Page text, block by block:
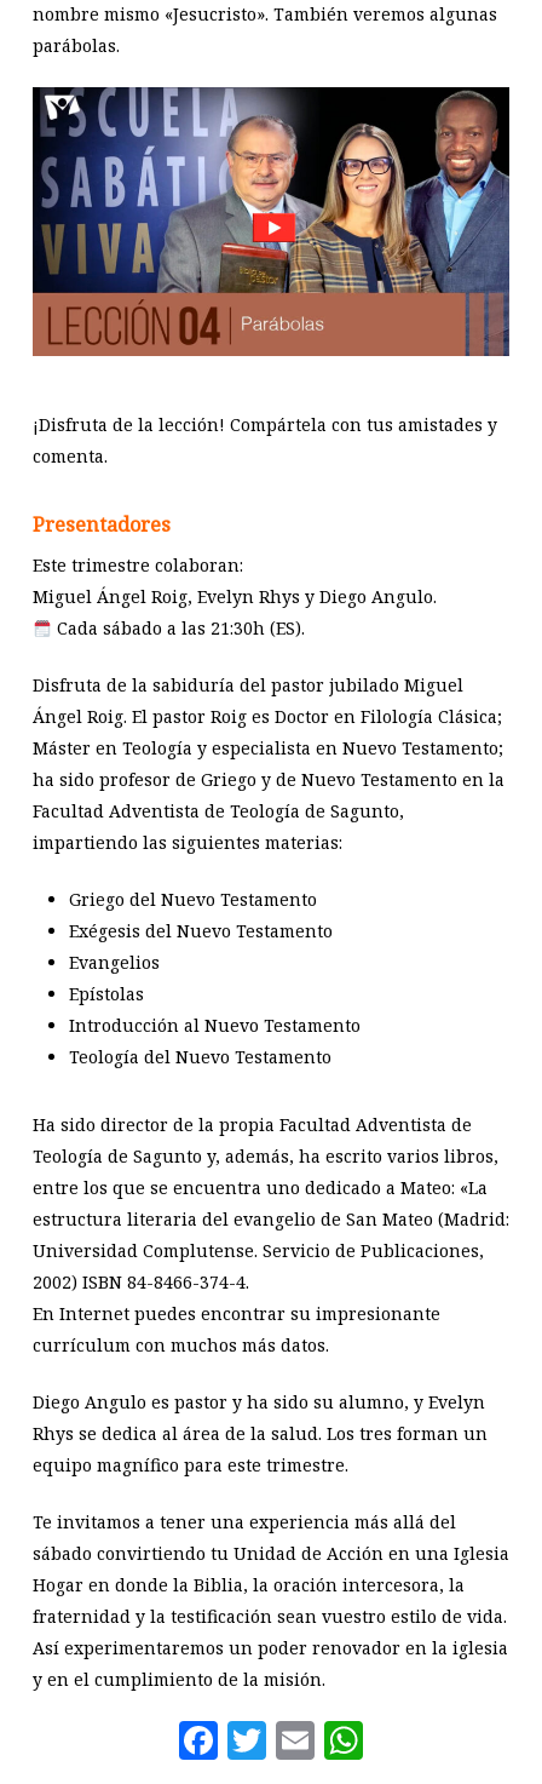
nombre mismo «Jesucristo». También veremos algunas
parábolas.
¡Disfruta de la lección! Compártela con tus amistades y
comenta.
Presentadores
Este trimestre colaboran:
Miguel Ángel Roig, Evelyn Rhys y Diego Angulo.
Cada sábado a las 21:30h (ES).
Disfruta de la sabiduría del pastor jubilado Miguel
Ángel Roig. El pastor Roig es Doctor en Filología Clásica;
Máster en Teología y especialista en Nuevo Testamento;
ha sido profesor de Griego y de Nuevo Testamento en la
Facultad Adventista de Teología de Sagunto,
impartiendo las siguientes materias:
Griego del Nuevo Testamento
Exégesis del Nuevo Testamento
Evangelios
Epístolas
Introducción al Nuevo Testamento
Teología del Nuevo Testamento
Ha sido director de la propia Facultad Adventista de
Teología de Sagunto y, además, ha escrito varios libros,
entre los que se encuentra uno dedicado a Mateo: «La
estructura literaria del evangelio de San Mateo (Madrid:
Universidad Complutense. Servicio de Publicaciones,
2002) ISBN 84-8466-374-4.
En Internet puedes encontrar su impresionante
currículum con muchos más datos.
Diego Angulo es pastor y ha sido su alumno, y Evelyn
Rhys se dedica al área de la salud. Los tres forman un
equipo magnífico para este trimestre.
Te invitamos a tener una experiencia más allá del
sábado convirtiendo tu Unidad de Acción en una Iglesia
Hogar en donde la Biblia, la oración intercesora, la
fraternidad y la testificación sean vuestro estilo de vida.
Así experimentaremos un poder renovador en la iglesia
y en el cumplimiento de la misión.
Facebook
Twitter
Email